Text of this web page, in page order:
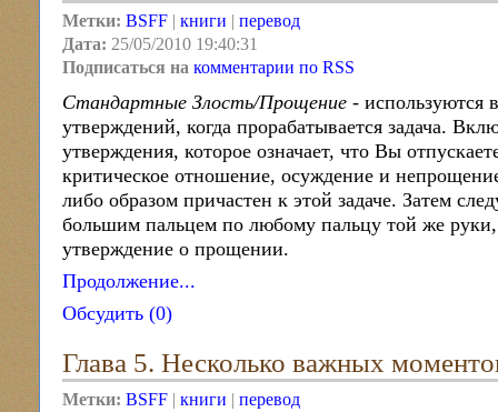
Метки: BSFF | книги | перевод
Дата: 25/05/2010 19:40:31
Подписаться на комментарии по RSS
Стандартные Злость/Прощение - используются
утверждений, когда прорабатывается задача.
утверждения, которое означает, что Вы
критическое отношение, осуждение и
либо образом причастен к этой задаче. Затем
большим пальцем по любому пальцу той же
утверждение о прощении.
Продолжение...
Обсудить (0)
Глава 5. Несколько важных
Метки: BSFF | книги | перевод